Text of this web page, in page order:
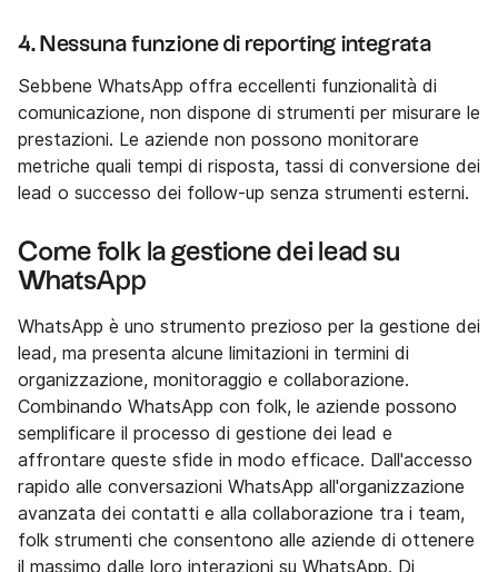
4. Nessuna funzione di reporting integrata
Sebbene WhatsApp offra eccellenti funzionalità di
comunicazione, non dispone di strumenti per misurare le
prestazioni. Le aziende non possono monitorare
metriche quali tempi di risposta, tassi di conversione dei
lead o successo dei follow-up senza strumenti esterni.
Come folk la gestione dei lead su
WhatsApp
WhatsApp è uno strumento prezioso per la gestione dei
lead, ma presenta alcune limitazioni in termini di
organizzazione, monitoraggio e collaborazione.
Combinando WhatsApp con folk, le aziende possono
semplificare il processo di gestione dei lead e
affrontare queste sfide in modo efficace. Dall'accesso
rapido alle conversazioni WhatsApp all'organizzazione
avanzata dei contatti e alla collaborazione tra i team,
folk strumenti che consentono alle aziende di ottenere
il massimo dalle loro interazioni su WhatsApp. Di